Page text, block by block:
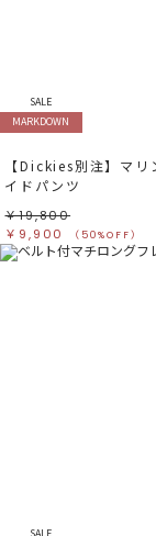
ベージュ
オレンジオレンジ
イエロー
グリーングリーン
パープル パープル
レッド レッド
ピンク ピンク
SALE
MARKDOWN
【Dickies別注】マリ
イドパンツ
￥19,800
￥9,900
（50%OFF）
SALE